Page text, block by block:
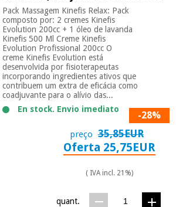
Pack Massagem Kinefis Relax: Pack
composto por: 2 cremes Kinefis
Evolution 200cc + 1 óleo de lavanda
Kinefis 500 Ml Creme Kinefis
Evolution Profissional 200cc O
creme Kinefis Evolution está
desenvolvida por fisioterapeutas
incorporando ingredientes ativos que
contribuem um extra de eficácia como
coadjuvante para o alívio das...
En stock. Envio imediato
-28%
preço 35,85EUR
Oferta 25,75EUR
( IVA incl. 21%)
quant.